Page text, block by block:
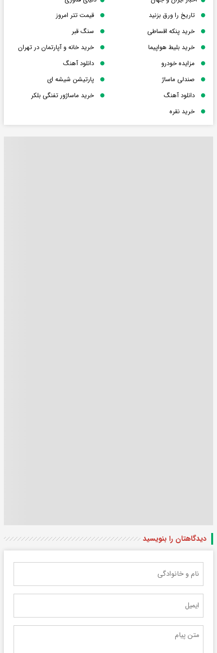
تاریخ را ورق بزنید
قیمت تتر امروز
خرید پنکه اقساطی
سنگ قبر
خرید بلیط هواپیما
خرید خانه و آپارتمان در تهران
مزایده خودرو
دانلود آهنگ
صندلی ماساژ
پارتیشن شیشه ای
دانلود آهنگ
خرید ماساژور تفنگی بلکر
خرید نقره
دیدگاهتان را بنویسید